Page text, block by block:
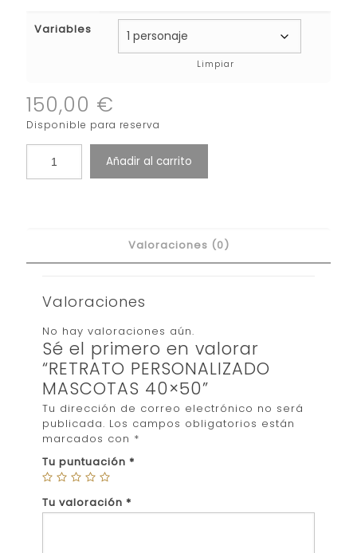
Variables
Limpiar
150,00 €
Disponible para reserva
Añadir al carrito
Valoraciones (0)
Valoraciones
No hay valoraciones aún.
Sé el primero en valorar
“RETRATO PERSONALIZADO
MASCOTAS 40×50”
Tu dirección de correo electrónico no será
publicada. Los campos obligatorios están
marcados con *
Tu puntuación *
Tu valoración *